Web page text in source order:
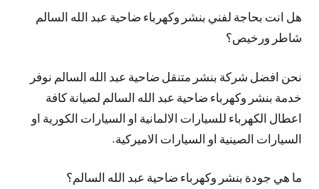
هل انت بحاجة لفني بنشر وكهرباء ضاحية عبد الله السالم
شاطر ورخيص؟
نحن افضل شركة بنشر متنقل ضاحية عبد الله السالم نوفر
خدمة بنشر وكهرباء ضاحية عبد الله السالم لصيانة كافة
اعطال الكهرباء للسيارات الالمانية او السيارات الكورية او
السيارات الصينية او السيارات الاميركية.
ما هي جودة بنشر وكهرباء ضاحية عبد الله السالم؟